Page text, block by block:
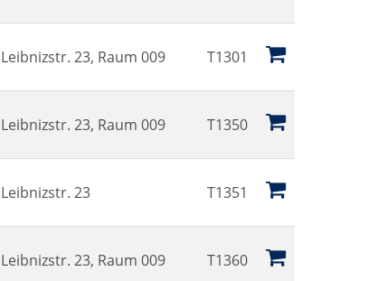
23, Raum 009 T1301
23, Raum 009 T1350
23 T1351
23, Raum 009 T1360